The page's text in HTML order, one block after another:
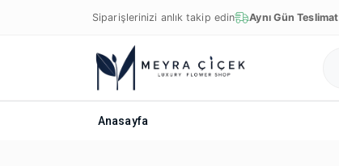
Siparişlerinizi anlık takip edin Aynı Gün Teslimat
Anasayfa